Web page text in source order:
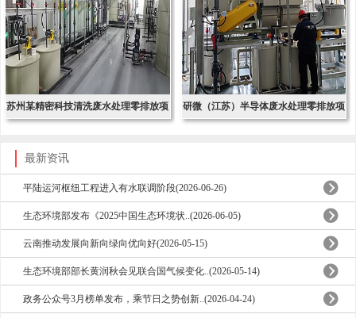
苏州某精密科技清洗废水处理零排放项 研微（江苏）半导体废水处理零排放项
最新资讯
平陆运河枢纽工程进入有水联调阶段(2026-06-26)
生态环境部发布《2025中国生态环境状..(2026-06-05)
云南推动发展向新向绿向优向好(2026-05-15)
生态环境部部长黄润秋会见联合国气候变化..(2026-05-14)
政务公众号3月榜单发布，乘节日之势创新..(2026-04-24)